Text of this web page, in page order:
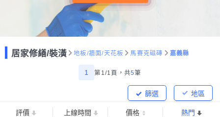
居家修繕/裝潢 地板/牆面/天花板 馬賽克磁磚 嘉義縣
1 第1/1頁， 共5筆
地區
篩選
評價 上線時間 價格 熱門